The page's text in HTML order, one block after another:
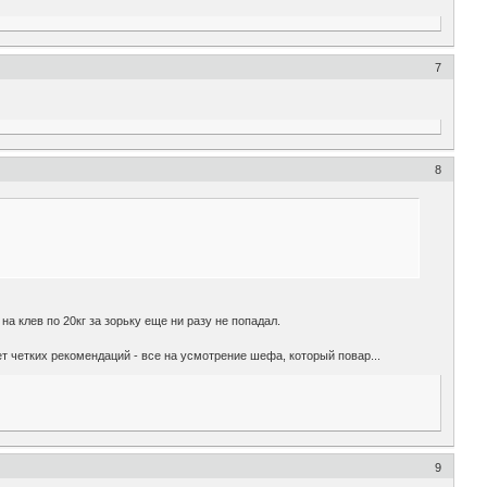
7
8
клев по 20кг за зорьку еще ни разу не попадал.
четких рекомендаций - все на усмотрение шефа, который повар...
9